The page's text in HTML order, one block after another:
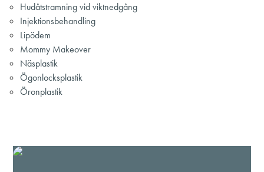
Hudåtstramning vid viktnedgång
Injektionsbehandling
Lipödem
Mommy Makeover
Näsplastik
Ögonlocksplastik
Öronplastik